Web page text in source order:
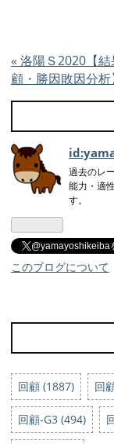
« 洛陽Ｓ2020【結
顧・勝因敗因分
過去のレ
能力・適
す。
@yamayoshikeiba
このブログについて
回顧 (1887) 回
回顧-G3 (494)